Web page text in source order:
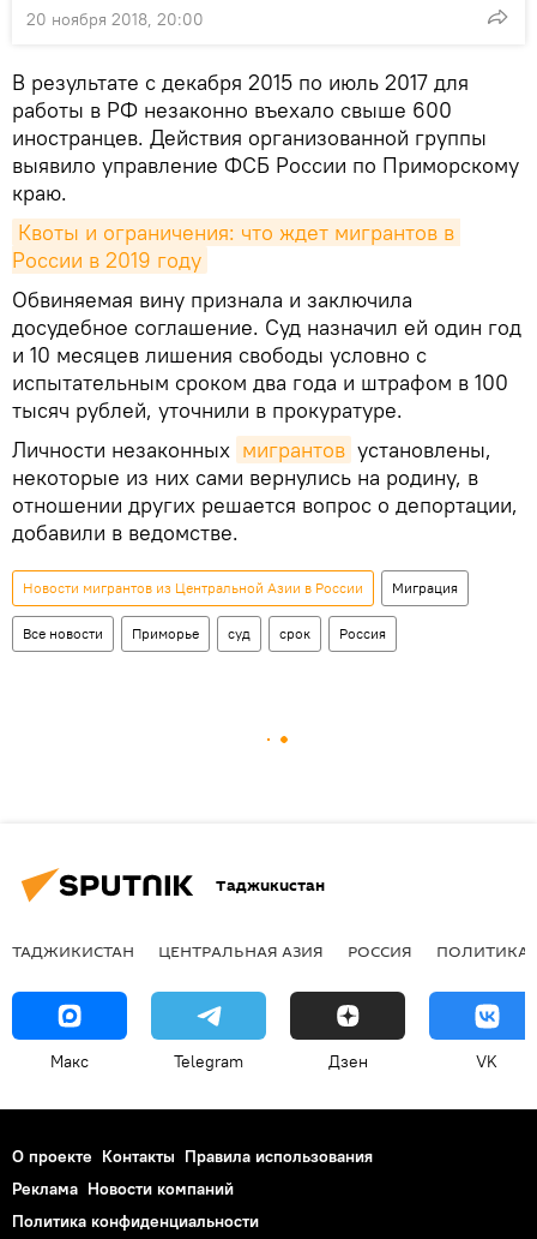
20 ноября 2018, 20:00
В результате с декабря 2015 по июль 2017 для
работы в РФ незаконно въехало свыше 600
иностранцев. Действия организованной группы
выявило управление ФСБ России по Приморскому
краю.
Квоты и ограничения: что ждет мигрантов в
России в 2019 году
Обвиняемая вину признала и заключила
досудебное соглашение. Суд назначил ей один год
и 10 месяцев лишения свободы условно с
испытательным сроком два года и штрафом в 100
тысяч рублей, уточнили в прокуратуре.
Личности незаконных мигрантов установлены,
некоторые из них сами вернулись на родину, в
отношении других решается вопрос о депортации,
добавили в ведомстве.
Новости мигрантов из Центральной Азии в России Миграция
Все новости Приморье суд срок Россия
Таджикистан
ТАДЖИКИСТАН ЦЕНТРАЛЬНАЯ АЗИЯ РОССИЯ ПОЛИТИКА
Макс Telegram Дзен VK
О проекте Контакты Правила использования
Реклама Новости компаний
Политика конфиденциальности